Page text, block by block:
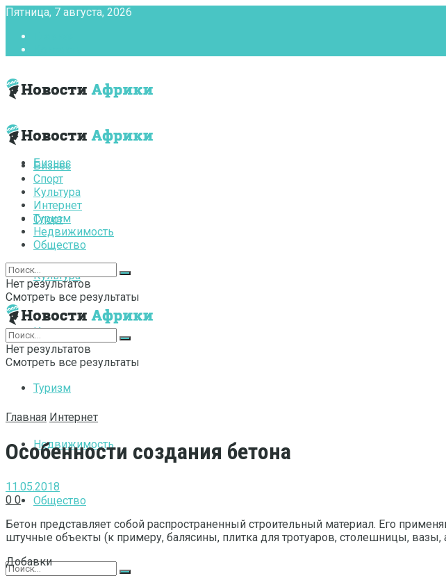
Пятница, 7 августа, 2026
Бизнес
Спорт
Культура
Интернет
Туризм
Недвижимость
Общество
Бизнес
Спорт
Культура
Интернет
Туризм
Недвижимость
Общество
Нет результатов
Смотреть все результаты
Нет результатов
Смотреть все результаты
Главная Интернет
Особенности создания бетона
11.05.2018
0 0
Бетон представляет собой распространенный строительный материал. Его
штучные объекты (к примеру, балясины, плитка для тротуаров, столешницы,
Добавки